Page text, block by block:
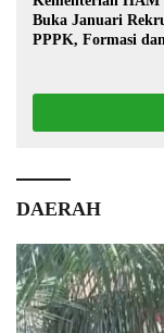
Buka Januari
PPPK, Formasi
DAERAH